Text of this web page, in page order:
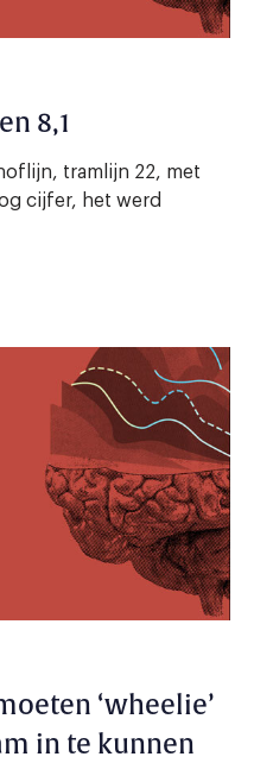
8,1
tramlijn 22, met
cijfer, het werd
‘wheelie’
in te kunnen